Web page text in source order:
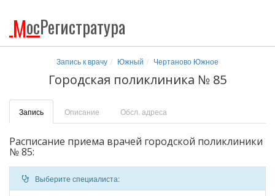
МосРегистратура
Запись к врачу Южный Чертаново Южное
Городская поликлиника № 85
Запись Описание Обсл. адреса
Расписание приема врачей городской поликлиники
№ 85:
Выберите специалиста: